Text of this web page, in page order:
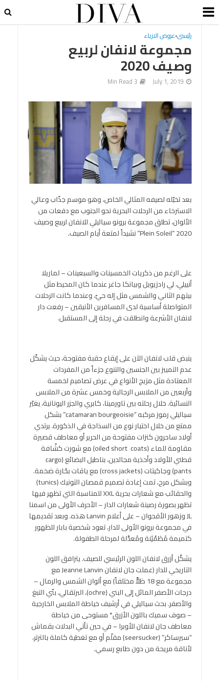
رئيسى•عروض الازياء
مجموعة لانفان لربيع
وصيف 2020
July 1, 2019
3 Min Read
بعد تخيّله لصيفه المثالي الخاص، وهو موسم جذّاب وعالي
الاسترخاء من الرحلات البحرية نحو الجنوب مع دفعات من
الألوان، تطلق مجموعة برونو سياليلي للانفان لربيع وصيف
2020 “Plein Soleil” نشيداً لمتعة أيام الصيف.
على الرغم من ذكريات الخمسينات والسبعينات – لماريلا
أنييلي، لي رادزيويل وبيانكا جاغر عندما كان المحيط مثل
بيتهم الثاني والشمس مثل إله حيّ، وعندما كانت الرحلات
المتواصلة أساسية لدى المسافرين الأنيقين – رفعت دار
لانفان الأشرعة وانطلقت في رحلة إلى المستقبل.
ينبض قلب لانفان الآن على إيقاع حقبة مفتوحة، حيث يشكّل
عدم التمييز بين الجنسين والتنوع جزءاً من المفردات
المعتادة مثل مزيج الأنواع في عرض تصاميم لخمسة
وأربعين من الملابس الرجالية وخمس عشرة من الملابس
النسائية. خلال رحلته بين تاورمينا، كابري والجزر اليونانية، يغيّر
سياليلي رموز مركبه “catamaran bourgeoisie” بشكل
ممتع من خلال اختيار نوع من السذاجة في الذكورة. يرتدي
أولاد ساحرون كنزات مفتوحة من الحرير أو معاطف قصيرة
مقاومة للماء (oiled short coats) مع شورت كشّافة
قطني للأولاد وأحذية مجالدين، بناطيل البضائع (cargo
pants) وجاكيتات (cross jackets) مع ياقات بحّارة ضخمة.
وبشكل مرح، تمت إعادة تصميم قمصان التونيك (tunics)
والحقائب مع شعارات بحرية XXL للمناسبة التي تظهر فيها
تظهر بصورة رصينة شعارات الدار – الأحرف الأولى من اسمنا
JL وزهور الأقحوان – على أعلام Lanvin هذه. وبعد تقديمها
في مجموعة برونو الأولى للدار، تعود شخصية بابار للظهور
كتميمة مُطَمْئِنة ومُعدَّلة لمرحلة الطفولة.
يشكّل أزرق لانفان اللون الرئيسي للصيف. يترافق اللون
التاريخي للدار (عملت جان لانفان Jeanne Lanvin مع
مجموعة مع 18 ظلاًّ مختلفاً) مع ألوان الشمس والرمال –
درجات الأصفر المائل إلى البني (ochre)، البرتقالي، بنّي التبغ
والأصفر. بحث سياليلي في أرشيف خياطة الملابس الخارجية
– صوف سميك باللون الأزرق* مستوحى من خياطة
معاطف جان لانفان للأوبرا – في حين تأتي البدلات بقماش
“سيرساكر” (seersucker) مقلّم أو مع تغطية كاملة بالترتر،
لأناقة مريحة من دون طابع رسمي.